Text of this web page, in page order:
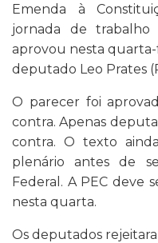
Emenda à
jornada de trabalho
aprovou nesta
deputado Leo Prates
O parecer foi
contra. Apenas
contra. O texto
plenário antes de
Federal. A PEC deve
nesta quarta.
Os deputados